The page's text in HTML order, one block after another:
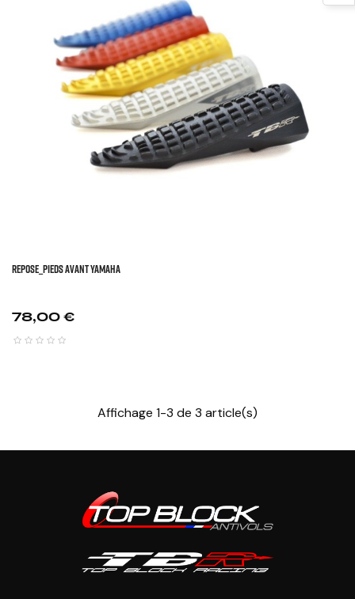
REPOSE_PIEDS AVANT YAMAHA
Prix
78,00 €
Affichage 1-3 de 3 article(s)